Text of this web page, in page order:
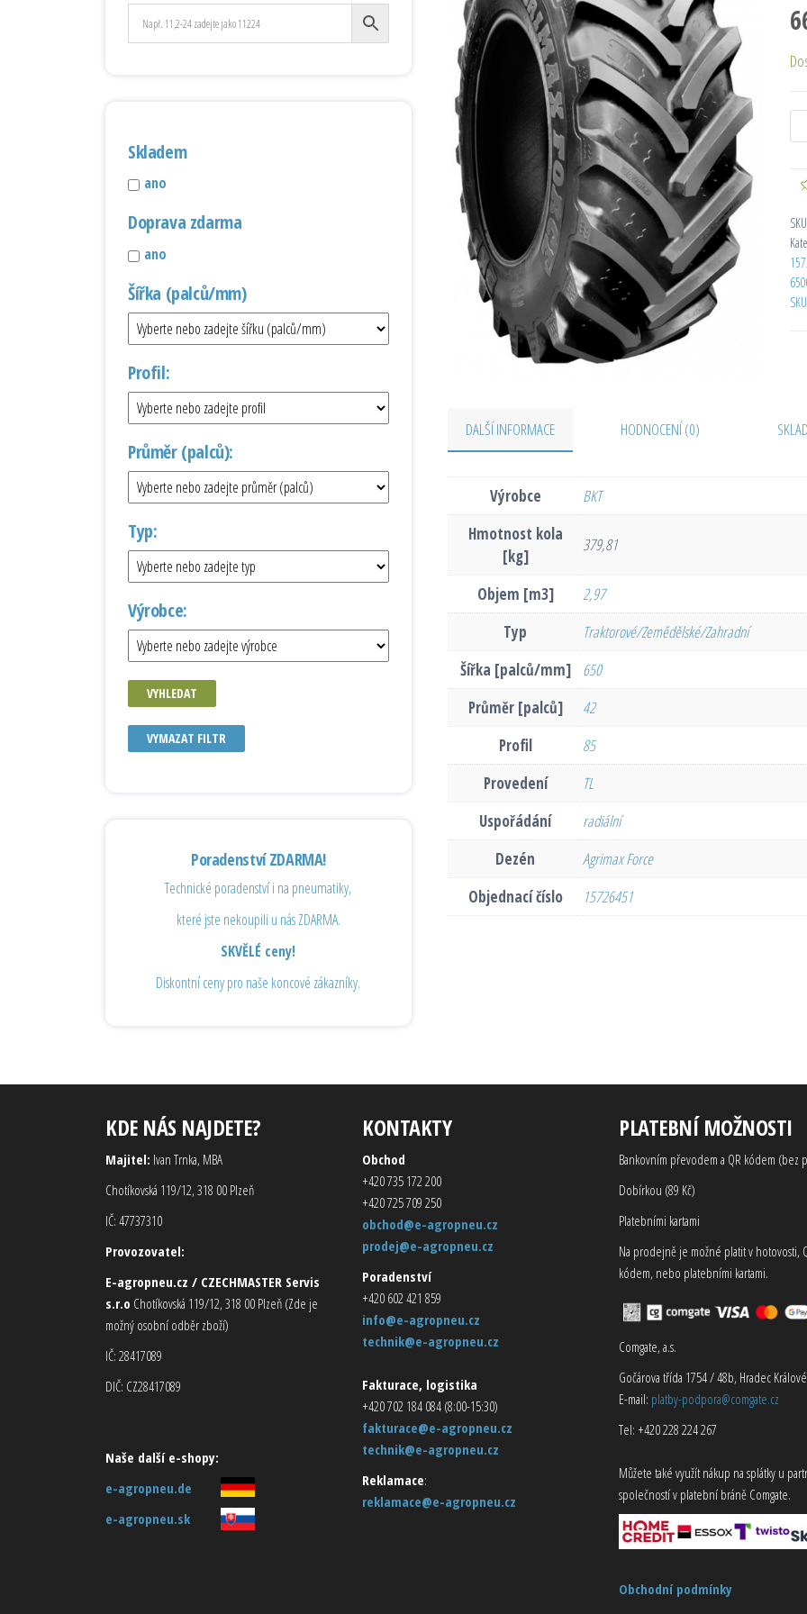
DALŠÍ INFORMACE HODNOCENÍ (0)
Výrobce
BKT
Hmotnost kola
[kg]
379,81
Objem [m3]
2,97
Typ
Traktorové/Zemědělské/Zahradní
Šířka [palců/mm]
650
Průměr [palců]
42
Profil
85
Provedení
TL
Uspořádání
radiální
Dezén
Agrimax Force
Objednací číslo
15726451
Skladem
ano
Doprava zdarma
ano
Šířka (palců/mm)
Profil:
Průměr (palců):
Typ:
Výrobce:
VYHLEDAT
VYMAZAT FILTR
Poradenství ZDARMA!
Technické poradenství i na pneumatiky,
které jste nekoupili u nás ZDARMA.
SKVĚLÉ ceny!
Diskontní ceny pro naše koncové zákazníky.
KDE NÁS NAJDETE?
Majitel: Ivan Trnka, MBA
Chotíkovská 119/12, 318 00 Plzeň
IČ: 47737310
Provozovatel:
E-agropneu.cz / CZECHMASTER Servis
s.r.o Chotíkovská 119/12, 318 00 Plzeň (Zde je
možný osobní odběr zboží)
IČ: 28417089
DIČ: CZ28417089
Naše další e-shopy:
e-agropneu.de
e-agropneu.sk
KONTAKTY
Obchod
+420 735 172 200
+420 725 709 250
obchod@e-agropneu.cz
prodej@e-agropneu.cz
Poradenství
+420 602 421 859
info@e-agropneu.cz
technik@e-agropneu.cz
Fakturace, logistika
+420 702 184 084 (8:00-15:30)
fakturace@e-agropneu.cz
technik@e-agropneu.cz
Reklamace:
reklamace@e-agropneu.cz
PLATEBNÍ MOŽNOSTI
Bankovním převodem a QR kódem (bez
Dobírkou (89 Kč)
Platebními kartami
Na prodejně je možné platit v hotovosti,
kódem, nebo platebními kartami.
Comgate, a.s.
Gočárova třída 1754 / 48b, Hradec Králové
E-mail: platby-podpora@comgate.cz
Tel: +420 228 224 267
Můžete také využít nákup na splátky u
společností v platební bráně Comgate.
Obchodní podmínky